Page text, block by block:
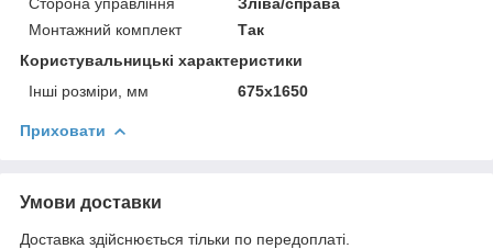
Монтажний комплект
Так
Користувальницькі характеристики
Інші розміри, мм
675x1650
Приховати
Умови доставки
Доставка здійснюється тільки по передоплаті.